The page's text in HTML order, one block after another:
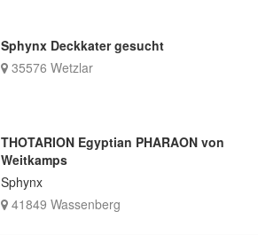
Sphynx Deckkater gesucht
35576 Wetzlar
THOTARION Egyptian PHARAON von
Weitkamps
Sphynx
41849 Wassenberg